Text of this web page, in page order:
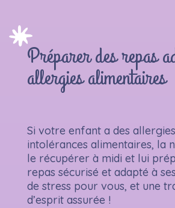
Préparer des repas
allergies alimentaires
Si votre enfant a des
intolérances alimentaires, la
le récupérer à midi et lui
repas sécurisé et adapté à
de stress pour vous, et une
d’esprit assurée !